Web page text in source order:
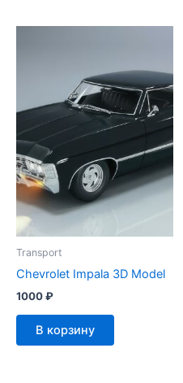
Transport
Chevrolet Impala 3D Model
1000₽
В корзину